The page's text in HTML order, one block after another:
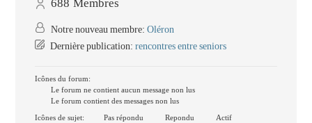
688 Membres
Notre nouveau membre: Oléron
Dernière publication: rencontres entre seniors
Icônes du forum:
Le forum ne contient aucun message non lus
Le forum contient des messages non lus
Icônes de sujet:
Pas répondu Repondu
Actif